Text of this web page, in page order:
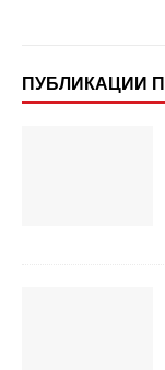
ПУБЛИКАЦИИ